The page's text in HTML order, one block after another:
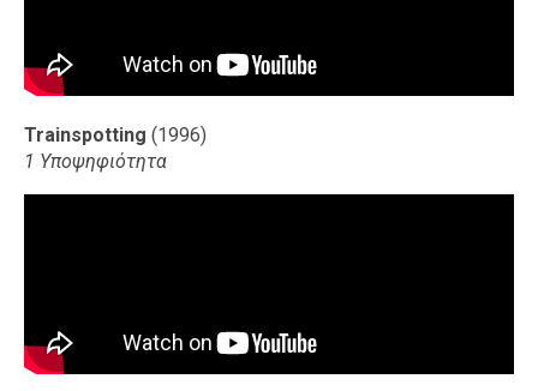
Trainspotting (1996)
1 Υποψηφιότητα